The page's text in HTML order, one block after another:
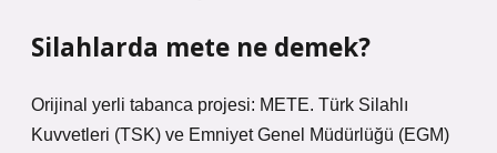
Silahlarda mete ne demek?
Orijinal yerli tabanca projesi: METE. Türk Silahlı
Kuvvetleri (TSK) ve Emniyet Genel Müdürlüğü (EGM)